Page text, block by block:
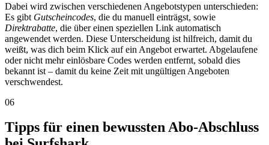
Dabei wird zwischen verschiedenen Angebotstypen unterschieden:
Es gibt Gutscheincodes, die du manuell einträgst, sowie
Direktrabatte, die über einen speziellen Link automatisch
angewendet werden. Diese Unterscheidung ist hilfreich, damit du
weißt, was dich beim Klick auf ein Angebot erwartet. Abgelaufene
oder nicht mehr einlösbare Codes werden entfernt, sobald dies
bekannt ist – damit du keine Zeit mit ungültigen Angeboten
verschwendest.
06
Tipps für einen bewussten Abo-Abschluss